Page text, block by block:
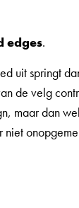
edges.
uit springt
de velg
maar dan